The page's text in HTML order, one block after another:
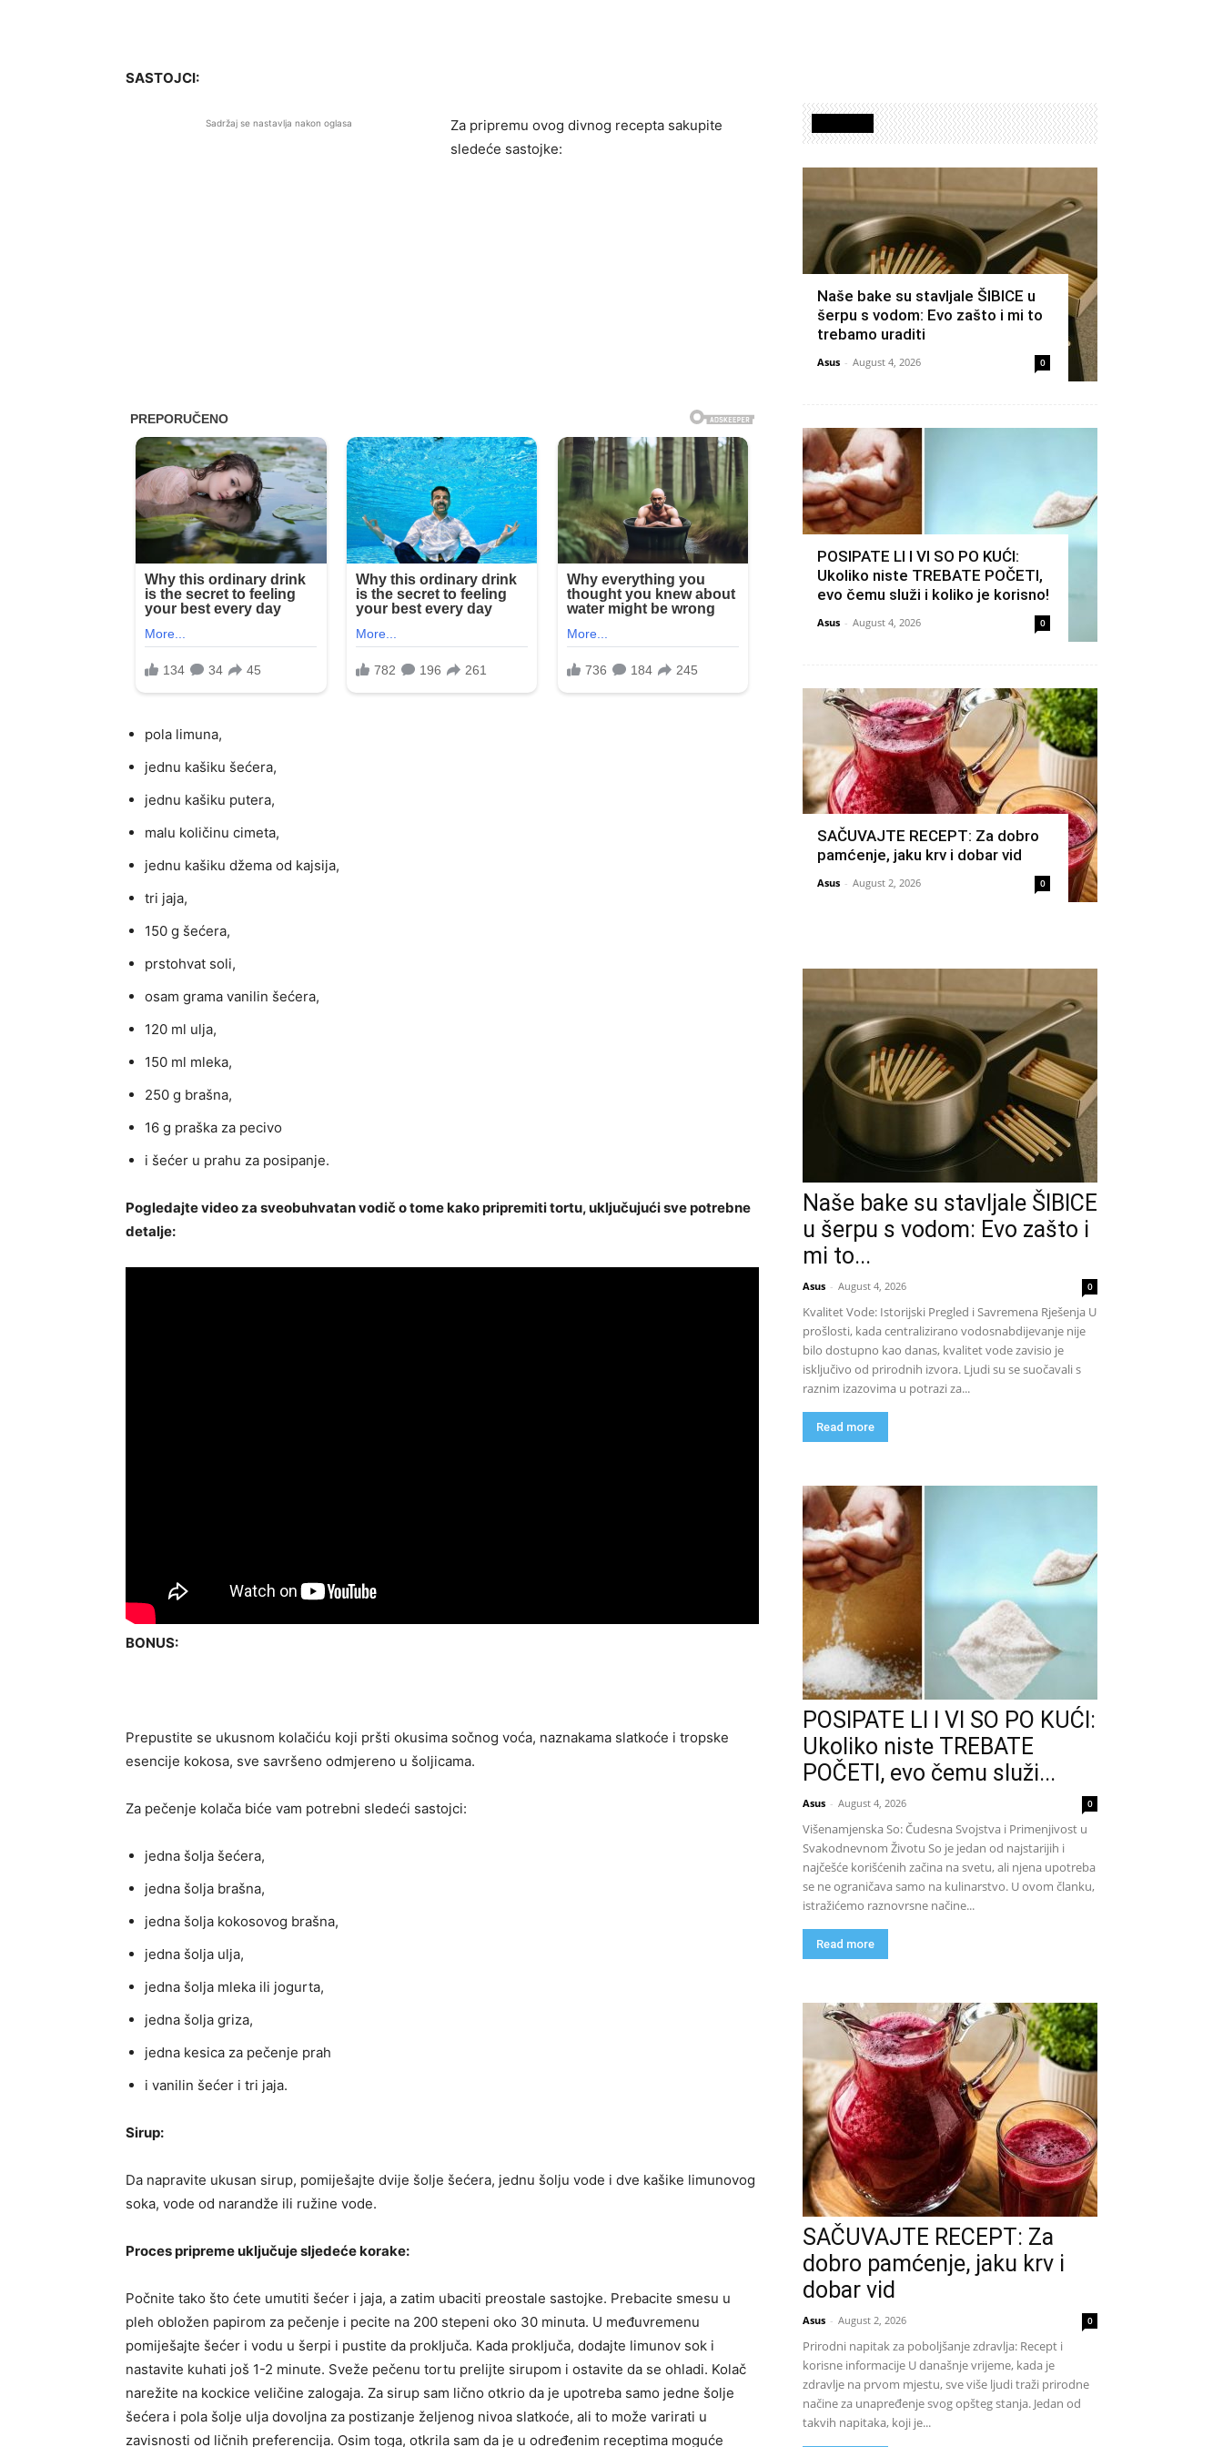
SASTOJCI:
Sadržaj se nastavlja nakon oglasa
Za pripremu ovog divnog recepta sakupite
sledeće sastojke:
pola limuna,
jednu kašiku šećera,
jednu kašiku putera,
malu količinu cimeta,
jednu kašiku džema od kajsija,
tri jaja,
150 g šećera,
prstohvat soli,
osam grama vanilin šećera,
120 ml ulja,
150 ml mleka,
250 g brašna,
16 g praška za pecivo
i šećer u prahu za posipanje.
Pogledajte video za sveobuhvatan vodič o tome kako pripremiti tortu, uključujući sve potrebne
detalje:
BONUS:
Prepustite se ukusnom kolačiću koji pršti okusima sočnog voća, naznakama slatkoće i tropske
esencije kokosa, sve savršeno odmjereno u šoljicama.
Za pečenje kolača biće vam potrebni sledeći sastojci:
jedna šolja šećera,
jedna šolja brašna,
jedna šolja kokosovog brašna,
jedna šolja ulja,
jedna šolja mleka ili jogurta,
jedna šolja griza,
jedna kesica za pečenje prah
i vanilin šećer i tri jaja.
Sirup:
Da napravite ukusan sirup, pomiješajte dvije šolje šećera, jednu šolju vode i dve kašike limunovog
soka, vode od narandže ili ružine vode.
Proces pripreme uključuje sljedeće korake:
Počnite tako što ćete umutiti šećer i jaja, a zatim ubaciti preostale sastojke. Prebacite smesu u
pleh obložen papirom za pečenje i pecite na 200 stepeni oko 30 minuta. U međuvremenu
pomiješajte šećer i vodu u šerpi i pustite da proključa. Kada proključa, dodajte limunov sok i
nastavite kuhati još 1-2 minute. Sveže pečenu tortu prelijte sirupom i ostavite da se ohladi. Kolač
narežite na kockice veličine zalogaja. Za sirup sam lično otkrio da je upotreba samo jedne šolje
šećera i pola šolje ulja dovoljna za postizanje željenog nivoa slatkoće, ali to može varirati u
zavisnosti od ličnih preferencija. Osim toga, otkrila sam da je u određenim receptima moguće
Naše bake su stavljale ŠIBICE u
šerpu s vodom: Evo zašto i mi to
trebamo uraditi
Asus - August 4, 2026 0
POSIPATE LI I VI SO PO KUĆI:
Ukoliko niste TREBATE POČETI,
evo čemu služi i koliko je korisno!
Asus - August 4, 2026 0
SAČUVAJTE RECEPT: Za dobro
pamćenje, jaku krv i dobar vid
Asus - August 2, 2026 0
Naše bake su stavljale ŠIBICE
u šerpu s vodom: Evo zašto i
mi to...
Asus - August 4, 2026 0
Kvalitet Vode: Istorijski Pregled i Savremena Rješenja U
prošlosti, kada centralizirano vodosnabdijevanje nije
bilo dostupno kao danas, kvalitet vode zavisio je
isključivo od prirodnih izvora. Ljudi su se suočavali s
raznim izazovima u potrazi za...
Read more
POSIPATE LI I VI SO PO KUĆI:
Ukoliko niste TREBATE
POČETI, evo čemu služi...
Asus - August 4, 2026 0
Višenamjenska So: Čudesna Svojstva i Primenjivost u
Svakodnevnom Životu So je jedan od najstarijih i
najčešće korišćenih začina na svetu, ali njena upotreba
se ne ograničava samo na kulinarstvo. U ovom članku,
istražićemo raznovrsne načine...
Read more
SAČUVAJTE RECEPT: Za
dobro pamćenje, jaku krv i
dobar vid
Asus - August 2, 2026 0
Prirodni napitak za poboljšanje zdravlja: Recept i
korisne informacije U današnje vrijeme, kada je
zdravlje na prvom mjestu, sve više ljudi traži prirodne
načine za unapređenje svog opšteg stanja. Jedan od
takvih napitaka, koji je...